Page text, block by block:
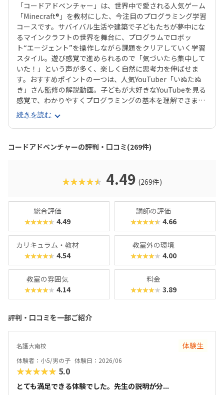
「コードアドベンチャー」は、世界中で愛される人気ゲーム
「Minecraft®」を教材にした、今注目のプログラミング学習
コースです。サバイバル生活や建築で子どもたちが夢中にな
るマインクラフトの世界を舞台に、プログラムでロボッ
ト“エージェント”を操作しながら課題をクリアしていく学習
スタイル。遊び感覚で進められるので「気づいたら集中して
いた！」という声が多く、楽しく自然に思考力を伸ばせま
す。おすすめポイントの一つは、人気YouTuber「いぬたぬ
き」さん監修の解説動画。子どもが大好きなYouTubeを見る
感覚で、わかりやすくプログラミングの基本を理解できま
す。さらに現場講師のコーチングが加わる「ダブルティーチ
ング」で、つまずいても安心。教材はわかりやすさと見やす
さに徹底的にこだわり、初心者でも無理なく学べる工夫が随
所に盛り込まれています。カリキュラムは初級からゲーム開
発クラスまで段階的に用意されており、マウス操作から始め
riptのテキストプログラミングまで体系的に学べます。長く
続けても飽きないよう壮大なワールドやストーリーが展開さ
報科目導入など、教育現場でますます重要視される「プログ
ラミング的思考」。コードアドベンチャーなら、お子様が夢
中になれる環境で、将来に直結する力をしっかり育めます。
続きを読む
コードアドベンチャーの評判・口コミ(269件)
★★★★★ 4.49 (269件)
総合評価
★★★★★ 4.49
講師の評価
★★★★★ 4.66
カリキュラム・教材
★★★★★ 4.54
教室外の環境
★★★★★ 4.00
教室の雰囲気
★★★★★ 4.14
料金
★★★★★ 3.89
評判・口コミを一部ご紹介
名護大南校 体験生
体験者：小5/男の子 体験日：2026/06
★★★★★ 5.0
とても満足できる体験でした。先生の説明が分...